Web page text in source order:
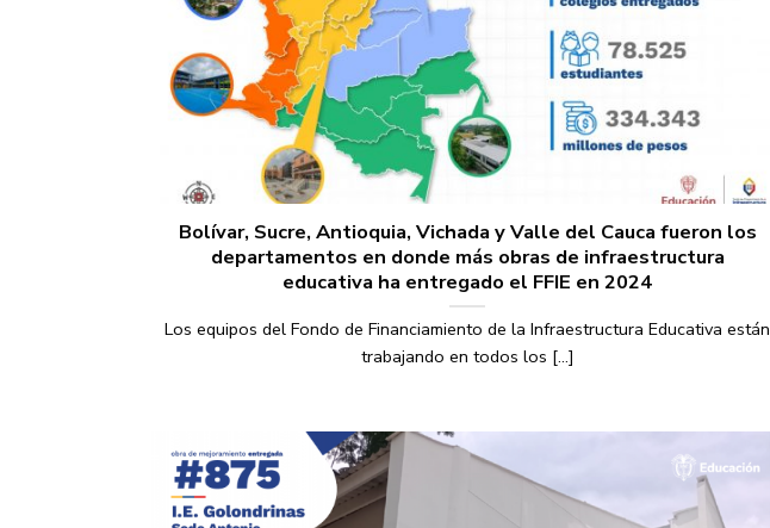
Bolívar, Sucre, Antioquia, Vichada y Valle del Cauca fueron los
departamentos en donde más obras de infraestructura
educativa ha entregado el FFIE en 2024
Los equipos del Fondo de Financiamiento de la Infraestructura Educativa están
trabajando en todos los [...]